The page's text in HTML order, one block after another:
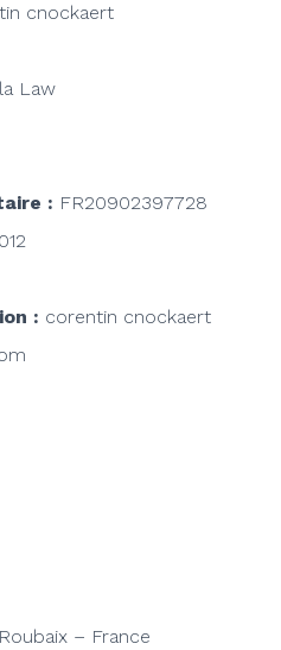
cnockaert
Law
: FR20902397728
: corentin cnockaert
– France